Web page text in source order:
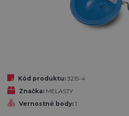
Kód produktu: 3215-4
Značka: MELASTY
Vernostné body: 1